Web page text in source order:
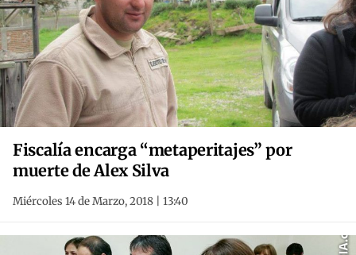
Fiscalía encarga “metaperitajes” por
muerte de Alex Silva
Miércoles 14 de Marzo, 2018 | 13:40